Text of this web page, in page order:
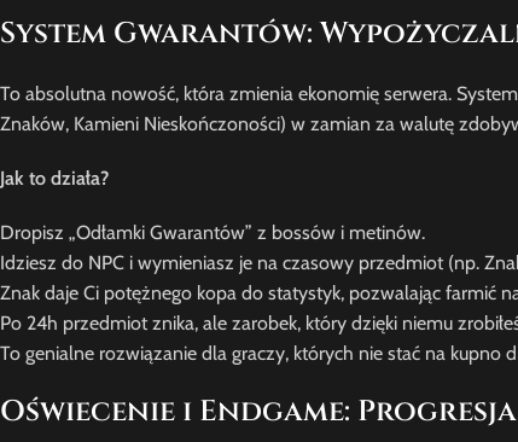
System Gwarantów:
To absolutna nowość, która zmienia ekonomię serwera.
Znaków, Kamieni Nieskończoności) w zamian za walutę
Jak to działa?
Dropisz „Odłamki Gwarantów” z bossów i metinów.
Idziesz do NPC i wymieniasz je na czasowy przedmiot (np.
Znak daje Ci potężnego kopa do statystyk, pozwalając farmić
Po 24h przedmiot znika, ale zarobek, który dzięki niemu
To genialne rozwiązanie dla graczy, których nie stać na kupno
Oświecenie i Endgame: